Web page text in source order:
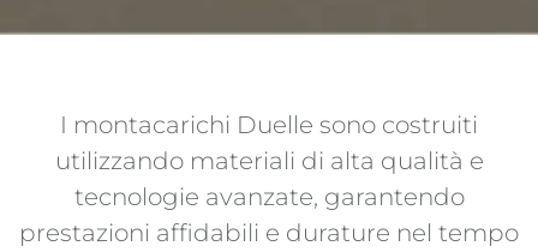
I montacarichi Duelle sono costruiti
utilizzando materiali di alta qualità e
tecnologie avanzate, garantendo
prestazioni affidabili e durature nel tempo